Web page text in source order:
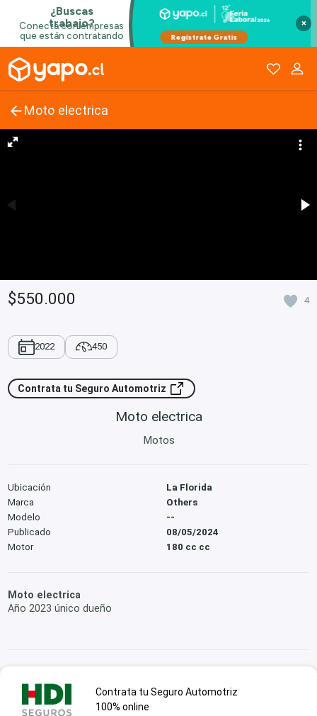
×
Moto electrica
$550.000 4
2022 450
Contrata tu Seguro Automotriz
Moto electrica
Motos
Ubicación
La Florida
Marca
Others
Modelo
--
Publicado
08/05/2024
Motor
180 cc cc
Moto electrica
Año 2023 único dueño
Contrata tu Seguro Automotriz
100% online